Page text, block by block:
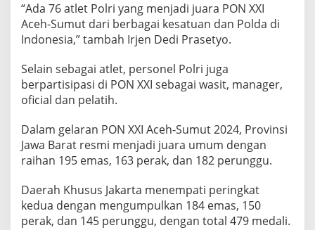
K
a
p
l
r
i
“Ada 76 atlet Polri yang menjadi juara PON XXI
Aceh-Sumut dari berbagai kesatuan dan Polda di
Indonesia,” tambah Irjen Dedi Prasetyo.
Selain sebagai atlet, personel Polri juga
berpartisipasi di PON XXI sebagai wasit, manager,
oficial dan pelatih.
Dalam gelaran PON XXI Aceh-Sumut 2024, Provinsi
Jawa Barat resmi menjadi juara umum dengan
raihan 195 emas, 163 perak, dan 182 perunggu.
Daerah Khusus Jakarta menempati peringkat
kedua dengan mengumpulkan 184 emas, 150
perak, dan 145 perunggu, dengan total 479 medali.